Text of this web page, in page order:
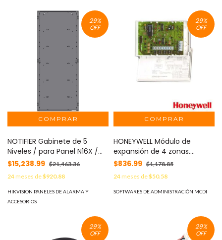
29%
OFF
NOTIFIER Gabinete de 5
Niveles / para Panel N16X /
Serie INSPIRE de NOTIFIER /
Color Negro MOD: SBB-E5
$15,238.99 $21,463.36
24meses de$920.88
HIKVISION PANELES DE ALARMA Y
ACCESORIOS
29%
OFF
HONEYWELL Módulo de
expansión de 4 zonas.
Tecnología Vplex. MOD:
$836.99 $1,178.85
24meses de$50.58
SOFTWARES DE ADMINISTRACIÓN MCDI
29%
OFF
29%
OFF